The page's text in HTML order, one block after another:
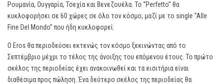
Ρουμανία, Ουγγαρία, Τσεχία και Βενεζουέλα. Το “Perfetto” θα
κυκλοφορήσει σε 60 χώρες σε όλο τον κόσμο, μαζί με το single “Alle
Fine Del Mondo” που ήδη κυκλοφορεί.
Ο Eros θα περιοδεύσει εκτενώς τον κόσμο ξεκινώντας από το
Σεπτέμβριο μέχρι το τέλος της άνοιξης του επόμενου έτους. Το πρώτο
σκέλος της περιοδείας έχει ανακοινωθεί και τα εισιτήρια είναι
διαθέσιμα προς πώληση. Ένα δεύτερο σκέλος της περιοδείας θα